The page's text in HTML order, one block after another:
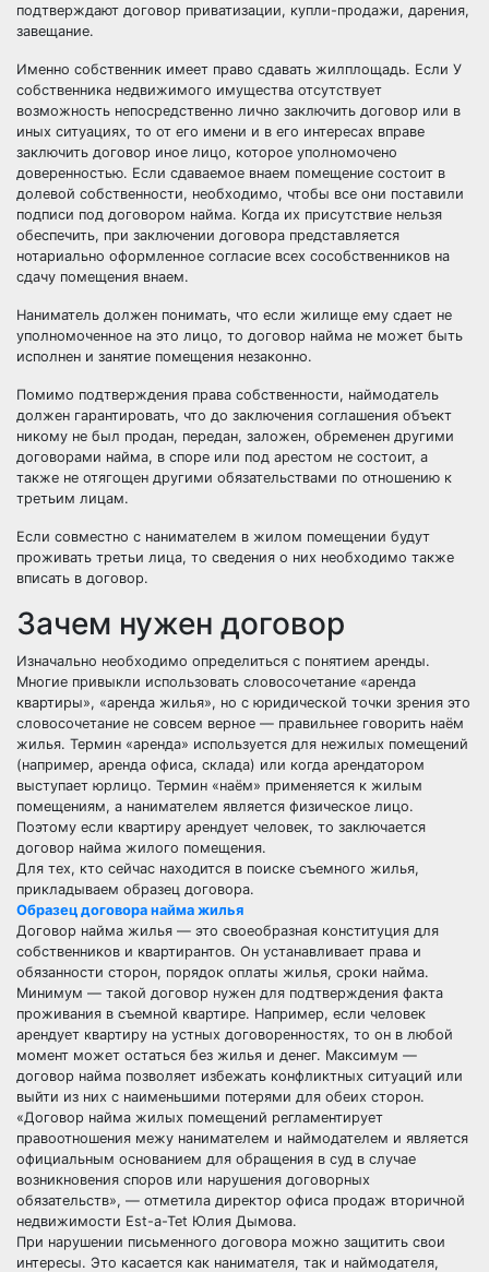
подтверждают договор приватизации, купли-продажи, дарения,
завещание.
Именно собственник имеет право сдавать жилплощадь. Если У
собственника недвижимого имущества отсутствует
возможность непосредственно лично заключить договор или в
иных ситуациях, то от его имени и в его интересах вправе
заключить договор иное лицо, которое уполномочено
доверенностью. Если сдаваемое внаем помещение состоит в
долевой собственности, необходимо, чтобы все они поставили
подписи под договором найма. Когда их присутствие нельзя
обеспечить, при заключении договора представляется
нотариально оформленное согласие всех сособственников на
сдачу помещения внаем.
Наниматель должен понимать, что если жилище ему сдает не
уполномоченное на это лицо, то договор найма не может быть
исполнен и занятие помещения незаконно.
Помимо подтверждения права собственности, наймодатель
должен гарантировать, что до заключения соглашения объект
никому не был продан, передан, заложен, обременен другими
договорами найма, в споре или под арестом не состоит, а
также не отягощен другими обязательствами по отношению к
третьим лицам.
Если совместно с нанимателем в жилом помещении будут
проживать третьи лица, то сведения о них необходимо также
вписать в договор.
Зачем нужен договор
Изначально необходимо определиться с понятием аренды.
Многие привыкли использовать словосочетание «аренда
квартиры», «аренда жилья», но с юридической точки зрения это
словосочетание не совсем верное — правильнее говорить наём
жилья. Термин «аренда» используется для нежилых помещений
(например, аренда офиса, склада) или когда арендатором
выступает юрлицо. Термин «наём» применяется к жилым
помещениям, а нанимателем является физическое лицо.
Поэтому если квартиру арендует человек, то заключается
договор найма жилого помещения.
Для тех, кто сейчас находится в поиске съемного жилья,
прикладываем образец договора.
Образец договора найма жилья
Договор найма жилья — это своеобразная конституция для
собственников и квартирантов. Он устанавливает права и
обязанности сторон, порядок оплаты жилья, сроки найма.
Минимум — такой договор нужен для подтверждения факта
проживания в съемной квартире. Например, если человек
арендует квартиру на устных договоренностях, то он в любой
момент может остаться без жилья и денег. Максимум —
договор найма позволяет избежать конфликтных ситуаций или
выйти из них с наименьшими потерями для обеих сторон.
«Договор найма жилых помещений регламентирует
правоотношения межу нанимателем и наймодателем и является
официальным основанием для обращения в суд в случае
возникновения споров или нарушения договорных
обязательств», — отметила директор офиса продаж вторичной
недвижимости Est-a-Tet Юлия Дымова.
При нарушении письменного договора можно защитить свои
интересы. Это касается как нанимателя, так и наймодателя,